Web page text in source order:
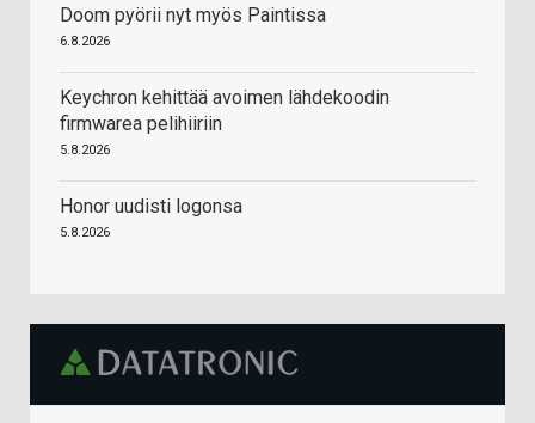
Doom pyörii nyt myös Paintissa
6.8.2026
Keychron kehittää avoimen lähdekoodin
firmwarea pelihiiriin
5.8.2026
Honor uudisti logonsa
5.8.2026